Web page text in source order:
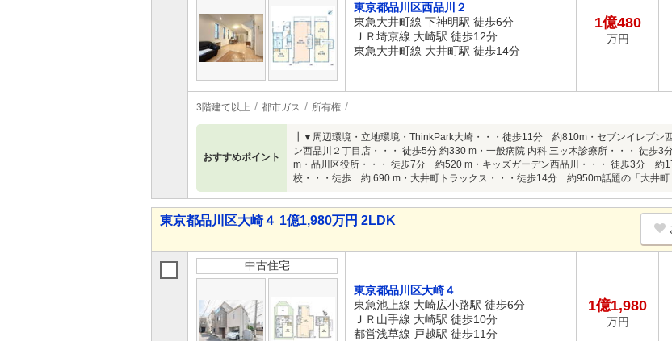
東京都品川区西品川２
東急大井町線 下神明駅 徒歩6分
ＪＲ埼京線 大崎駅 徒歩12分
東急大井町線 大井町駅 徒歩14分
1億480
万円
3階建て以上 都市ガス 所有権
おすすめポイント
┃▼周辺環境・立地環境・ThinkPark大崎・・・徒歩11分 約810m・セブンイレブン
ン西品川２丁目店・・・ 徒歩5分 約330 m・一般病院 内科 三ッ木診療所・・・ 徒
m・品川区役所・・・ 徒歩7分 約520 m・キッズガーデン西品川・・・ 徒歩3分 約
校・・・徒歩 約 690 m・大井町トラックス・・・徒歩14分 約950m話題の「大井町
東京都品川区大崎４ 1億1,980万円 2LDK
中古住宅
東京都品川区大崎４
東急池上線 大崎広小路駅 徒歩6分
ＪＲ山手線 大崎駅 徒歩10分
都営浅草線 戸越駅 徒歩11分
1億1,980
万円